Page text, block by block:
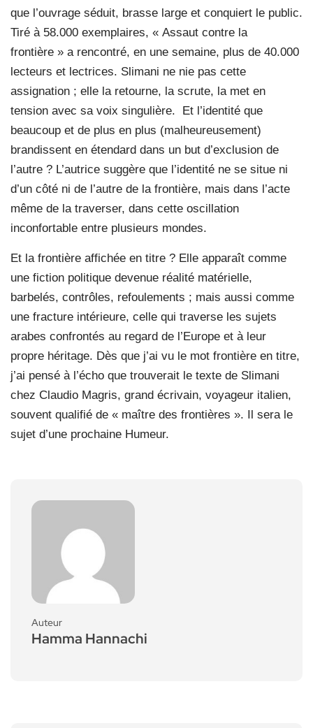
que l’ouvrage séduit, brasse large et conquiert le public.
Tiré à 58.000 exemplaires, « Assaut contre la
frontière » a rencontré, en une semaine, plus de 40.000
lecteurs et lectrices. Slimani ne nie pas cette
assignation ; elle la retourne, la scrute, la met en
tension avec sa voix singulière.
Et l’identité que
beaucoup et de plus en plus (malheureusement)
brandissent en étendard dans un but d’exclusion de
l’autre ? L’autrice suggère que l’identité ne se situe ni
d’un côté ni de l’autre de la frontière, mais dans l’acte
même de la traverser, dans cette oscillation
inconfortable entre plusieurs mondes.
Et la frontière affichée en titre ? Elle apparaît comme
une fiction politique devenue réalité matérielle,
barbelés, contrôles, refoulements ; mais aussi comme
une fracture intérieure, celle qui traverse les sujets
arabes confrontés au regard de l’Europe et à leur
propre héritage. Dès que j’ai vu le mot frontière en titre,
j’ai pensé à l’écho que trouverait le texte de Slimani
chez Claudio Magris, grand écrivain, voyageur italien,
souvent qualifié de « maître des frontières ». Il sera le
sujet d’une prochaine Humeur.
Auteur
Hamma Hannachi